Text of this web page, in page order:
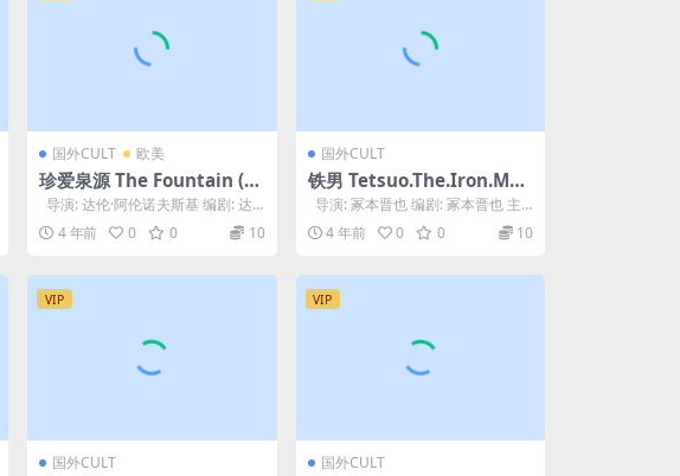
国外CULT 欧美
珍爱泉源 The Fountain (2
006)
导演: 达伦·阿伦诺夫斯基 编剧: 达
伦·阿伦诺夫斯基 / 阿里·...
4 年前 0 0 10
国外CULT
铁男 Tetsuo.The.Iron.Ma
n.1989
导演: 冢本晋也 编剧: 冢本晋也 主
演: 田口智朗 / 石桥莲司...
4 年前 0 0 10
VIP
国外CULT
VIP
国外CULT